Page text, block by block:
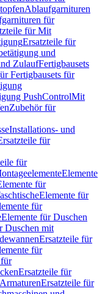
Ablaufgarnituren
für
für Mit
Ersatzteile für
und
ZulaufFertigbausets
Fertigbausets für
PushControlMit
Zubehör für
Installations- und
für
für
Elemente
für
Elemente für
für
Elemente für Duschen
Duschen mit
Ersatzteile für
für
Ersatzteile für
Ersatzteile für